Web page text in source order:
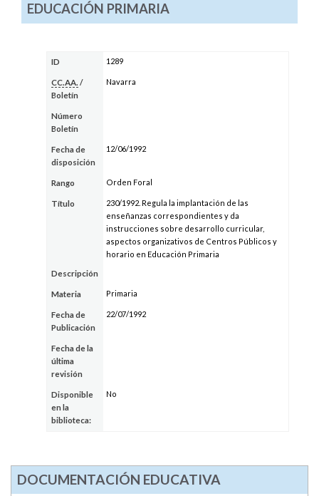
EDUCACIÓN PRIMARIA
ID 1289
CC.AA. /
Boletín
Navarra
Número
Boletín
Fecha de
disposición
12/06/1992
Rango Orden Foral
Título
230/1992. Regula la implantación de las
enseñanzas correspondientes y da
instrucciones sobre desarrollo curricular,
aspectos organizativos de Centros Públicos y
horario en Educación Primaria
Descripción
Materia Primaria
Fecha de
Publicación
22/07/1992
Fecha de la
última
revisión
Disponible
en la
biblioteca:
No
DOCUMENTACIÓN EDUCATIVA